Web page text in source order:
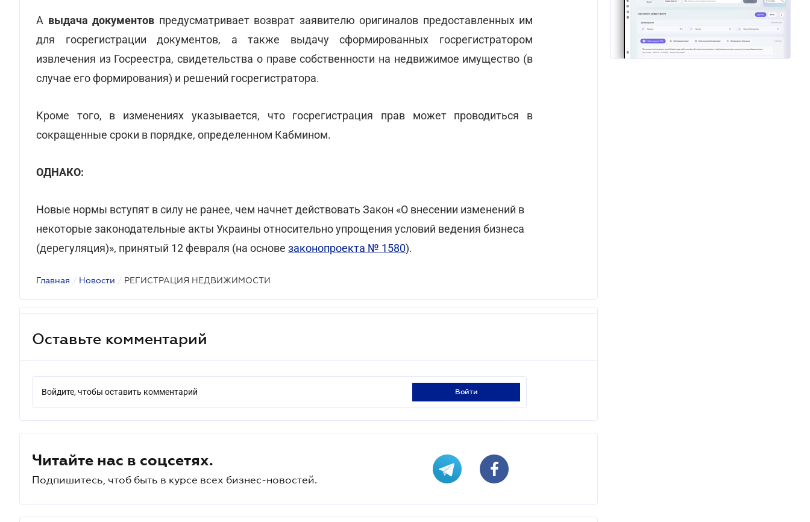
А выдача документов предусматривает возврат заявителю оригиналов предоставленных им
для госрегистрации документов, а также выдачу сформированных госрегистратором
извлечения из Госреестра, свидетельства о праве собственности на недвижимое имущество (в
случае его формирования) и решений госрегистратора.
Кроме того, в изменениях указывается, что госрегистрация прав может проводиться в
сокращенные сроки в порядке, определенном Кабмином.
ОДНАКО:
Новые нормы вступят в силу не ранее, чем начнет действовать Закон «О внесении изменений в
некоторые законодательные акты Украины относительно упрощения условий ведения бизнеса
(дерегуляция)», принятый 12 февраля (на основе законопроекта № 1580).
Главная / Новости / РЕГИСТРАЦИЯ НЕДВИЖИМОСТИ
Оставьте комментарий
Войдите, чтобы оставить комментарий войти
Читайте нас в соцсетях.
Подпишитесь, чтоб быть в курсе всех бизнес-новостей.